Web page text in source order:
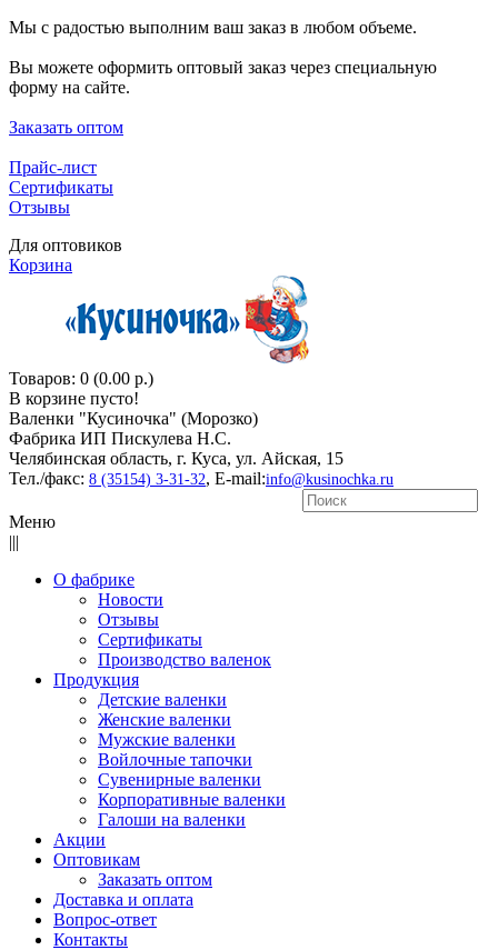
Мы с радостью выполним ваш заказ в любом объеме.
Вы можете оформить оптовый заказ через специальную
форму на сайте.
Заказать оптом
Прайс-лист
Сертификаты
Отзывы
Для оптовиков
Корзина
Товаров: 0 (0.00 р.)
В корзине пусто!
Валенки "Кусиночкa" (Морозко)
Фабрика ИП Пискулева Н.С.
Челябинская область, г. Куса, ул. Айская, 15
Тел./факс: 8 (35154) 3-31-32, E-mail:info@kusinochka.ru
Меню
|||
О фабрике
Новости
Отзывы
Сертификаты
Производство валенок
Продукция
Детские валенки
Женские валенки
Мужские валенки
Войлочные тапочки
Сувенирные валенки
Корпоративные валенки
Галоши на валенки
Акции
Оптовикам
Заказать оптом
Доставка и оплата
Вопрос-ответ
Контакты